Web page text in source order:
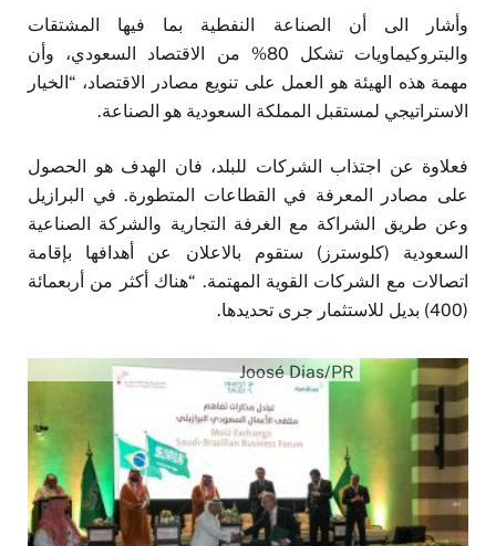
وأشار الى أن الصناعة النفطية بما فيها المشتقات
والبتروكيماويات تشكل 80% من الاقتصاد السعودي، وأن
مهمة هذه الهيئة هو العمل على تنويع مصادر الاقتصاد، “الخيار
الاستراتيجي لمستقبل المملكة السعودية هو الصناعة.
فعلاوة عن اجتذاب الشركات للبلد، فان الهدف هو الحصول
على مصادر المعرفة في القطاعات المتطورة. في البرازيل
وعن طريق الشراكة مع الغرفة التجارية والشركة الصناعية
السعودية (كلوسترز) ستقوم بالاعلان عن أهدافها بإقامة
اتصالات مع الشركات القوية المهتمة. “هناك أكثر من أربعمائة
(400) بديل للاستثمار جرى تحديدها.
Joosé Dias/PR